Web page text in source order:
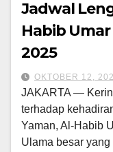
Jadwal
Habib
2025
OKTOBER 12,
JAKARTA —
terhadap
Yaman, Al-Habib
Ulama besar